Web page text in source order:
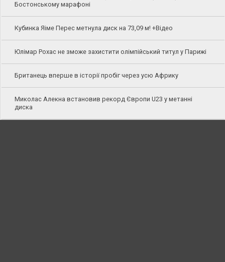
Бостонському марафоні
Кубинка Яіме Перес метнула диск на 73,09 м! +Відео
Юлімар Рохас не зможе захистити олімпійський титул у Парижі
Британець вперше в історії пробіг через усю Африку
Миколас Алекна встановив рекорд Європи U23 у метанні
диска